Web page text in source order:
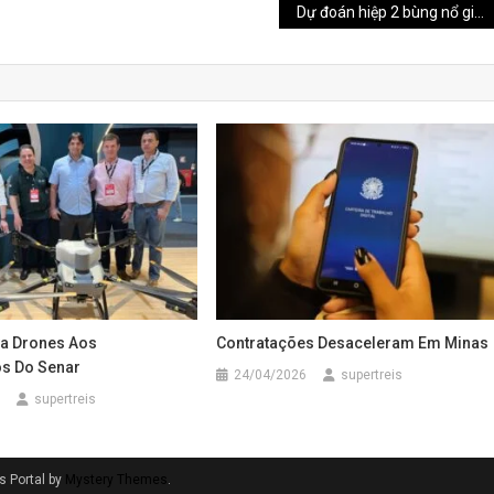
Dự đoán hiệp 2 bùng nổ giữa West Ham và Chelsea tại website cá độ bóng đá – Phân tích chi tiết cho các tín đồ cá cược
Drones Aos
Do Senar
supertreis
Contratações Desaceleram Em Minas
24/04/2026 supertreis
Portal by Mystery Themes .